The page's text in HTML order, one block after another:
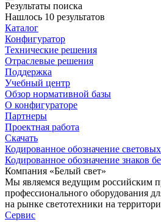
Результаты поиска
Нашлось 10 результатов
Каталог
Конфигуратор
Технические решения
Отраслевые решения
Поддержка
Учебный центр
Обзор нормативной базы
О конфигураторе
Партнеры
Проектная работа
Скачать
Кодированное обозначение
Кодированное обозначение знаков
Компания «Белый свет»
Мы являемся ведущим российским
профессионального оборудования
на рынке светотехники на
Сервис